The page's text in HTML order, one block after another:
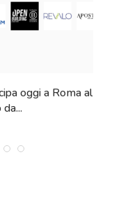
oggi a Roma al